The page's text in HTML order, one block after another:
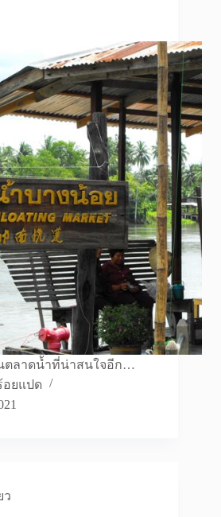
ตลาดน้ำที่น่าสนใจอีก…
ยแปด
ว